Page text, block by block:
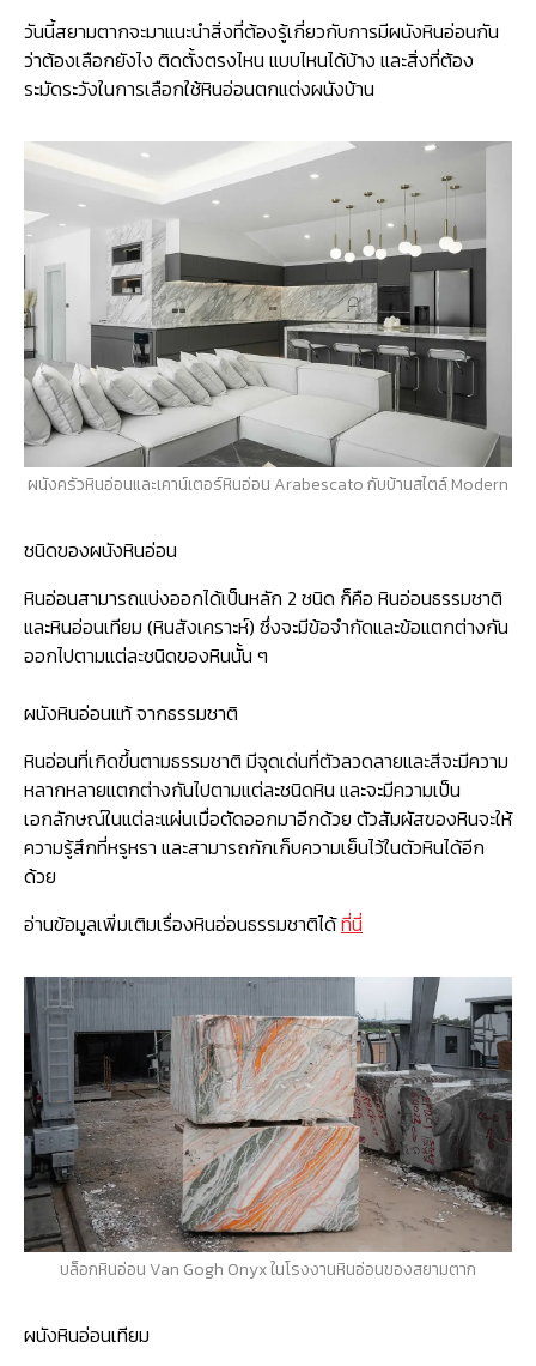
วันนี้สยามตากจะมาแนะนำสิ่งที่ต้องรู้เกี่ยวกับการมีผนังหินอ่อนกัน
ว่าต้องเลือกยังไง ติดตั้งตรงไหน แบบไหนได้บ้าง และสิ่งที่ต้อง
ระมัดระวังในการเลือกใช้หินอ่อนตกแต่งผนังบ้าน
ผนังครัวหินอ่อนและเคาน์เตอร์หินอ่อน Arabescato กับบ้านสไตล์ Modern
ชนิดของผนังหินอ่อน
หินอ่อนสามารถแบ่งออกได้เป็นหลัก 2 ชนิด ก็คือ หินอ่อนธรรมชาติ
และหินอ่อนเทียม (หินสังเคราะห์) ซึ่งจะมีข้อจำกัดและข้อแตกต่างกัน
ออกไปตามแต่ละชนิดของหินนั้น ๆ
ผนังหินอ่อนแท้ จากธรรมชาติ
หินอ่อนที่เกิดขึ้นตามธรรมชาติ มีจุดเด่นที่ตัวลวดลายและสีจะมีความ
หลากหลายแตกต่างกันไปตามแต่ละชนิดหิน และจะมีความเป็น
เอกลักษณ์ในแต่ละแผ่นเมื่อตัดออกมาอีกด้วย ตัวสัมผัสของหินจะให้
ความรู้สึกที่หรูหรา และสามารถกักเก็บความเย็นไว้ในตัวหินได้อีก
ด้วย
อ่านข้อมูลเพิ่มเติมเรื่องหินอ่อนธรรมชาติได้ที่นี่
บล็อกหินอ่อน Van Gogh Onyx ในโรงงานหินอ่อนของสยามตาก
ผนังหินอ่อนเทียม